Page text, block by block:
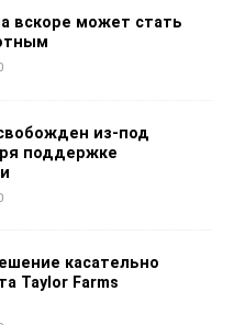
вскоре может стать
из-под
поддержке
касательно
Taylor Farms